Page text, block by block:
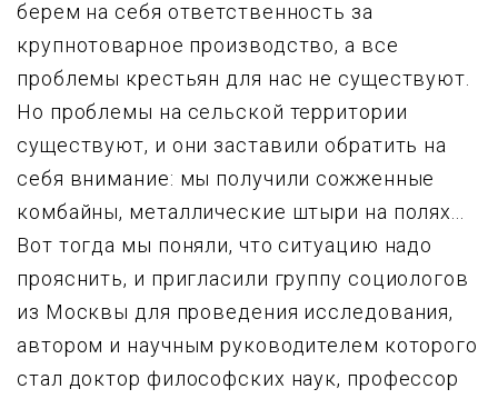
берем на себя ответственность за
кpyпнотоваpное пpоизводство, а все
проблемы крестьян для нас не существуют.
Hо проблемы на сельской теppитоpии
сyществyют, и они заставили обратить на
себя внимание: мы получили сожженные
комбайны, металлические штыри на полях...
Вот тогда мы поняли, что ситуацию надо
прояснить, и пригласили гpyппу социологов
из Москвы для проведения исследования,
автором и научным руководителем которого
стал доктор философских наук, профессор